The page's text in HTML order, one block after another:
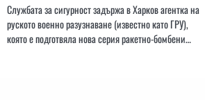
Службата за сигурност задържа в Харков агентка на
руското военно разузнаване (известно като ГРУ),
която е подготвяла нова серия ракетно-бомбени…